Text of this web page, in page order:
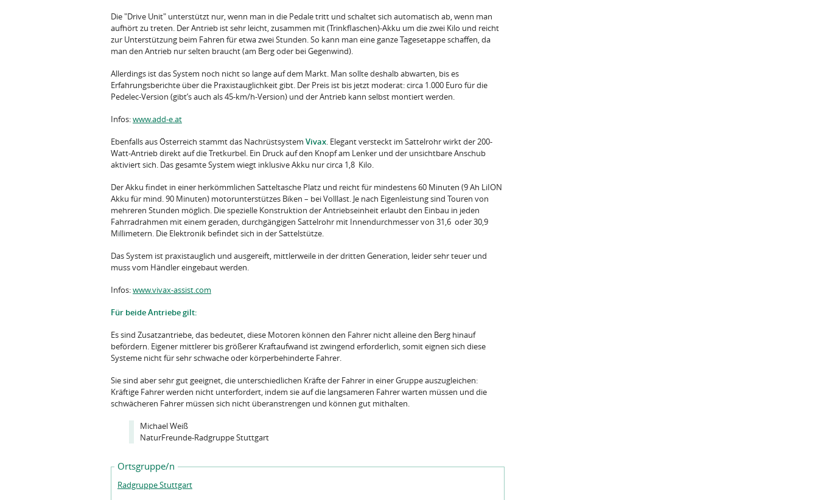
Die "Drive Unit" unterstützt nur, wenn man in die Pedale tritt und schaltet sich automatisch ab, wenn man
aufhört zu treten. Der Antrieb ist sehr leicht, zusammen mit (Trinkflaschen)-Akku um die zwei Kilo und reicht
zur Unterstützung beim Fahren für etwa zwei Stunden. So kann man eine ganze Tagesetappe schaffen, da
man den Antrieb nur selten braucht (am Berg oder bei Gegenwind).
Allerdings ist das System noch nicht so lange auf dem Markt. Man sollte deshalb abwarten, bis es
Erfahrungsberichte über die Praxistauglichkeit gibt. Der Preis ist bis jetzt moderat: circa 1.000 Euro für die
Pedelec-Version (gibt’s auch als 45-km/h-Version) und der Antrieb kann selbst montiert werden.
Infos:www.add-e.at
Ebenfalls aus Österreich stammt das Nachrüstsystem Vivax. Elegant versteckt im Sattelrohr wirkt der 200-
Watt-Antrieb direkt auf die Tretkurbel. Ein Druck auf den Knopf am Lenker und der unsichtbare Anschub
aktiviert sich. Das gesamte System wiegt inklusive Akku nur circa 1,8 Kilo.
Der Akku findet in einer herkömmlichen Satteltasche Platz und reicht für mindestens 60 Minuten (9 Ah LiION
Akku für mind. 90 Minuten) motorunterstützes Biken – bei Volllast. Je nach Eigenleistung sind Touren von
mehreren Stunden möglich. Die spezielle Konstruktion der Antriebseinheit erlaubt den Einbau in jeden
Fahrradrahmen mit einem geraden, durchgängigen Sattelrohr mit Innendurchmesser von 31,6 oder 30,9
Millimetern. Die Elektronik befindet sich in der Sattelstütze.
Das System ist praxistauglich und ausgereift, mittlerweile in der dritten Generation, leider sehr teuer und
muss vom Händler eingebaut werden.
Infos:www.vivax-assist.com
Für beide Antriebe gilt:
Es sind Zusatzantriebe, das bedeutet, diese Motoren können den Fahrer nicht alleine den Berg hinauf
befördern. Eigener mittlerer bis größerer Kraftaufwand ist zwingend erforderlich, somit eignen sich diese
Systeme nicht für sehr schwache oder körperbehinderte Fahrer.
Sie sind aber sehr gut geeignet, die unterschiedlichen Kräfte der Fahrer in einer Gruppe auszugleichen:
Kräftige Fahrer werden nicht unterfordert, indem sie auf die langsameren Fahrer warten müssen und die
schwächeren Fahrer müssen sich nicht überanstrengen und können gut mithalten.
Michael Weiß
NaturFreunde-Radgruppe Stuttgart
Ortsgruppe/n
Radgruppe Stuttgart